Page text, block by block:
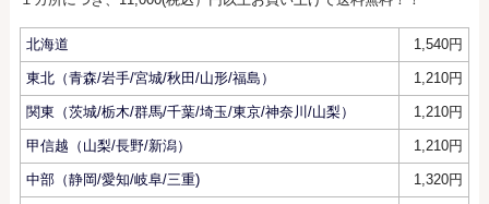
北海道 1,540円
東北（青森/岩手/宮城/秋田/山形/福島） 1,210円
関東（茨城/栃木/群馬/千葉/埼玉/東京/神奈川/山梨） 1,210円
甲信越（山梨/長野/新潟） 1,210円
中部（静岡/愛知/岐阜/三重) 1,320円